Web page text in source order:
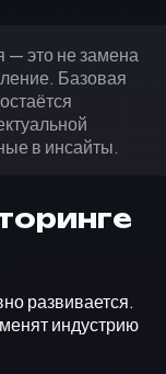
— это не замена
Базовая
в инсайты.
развивается.
индустрию